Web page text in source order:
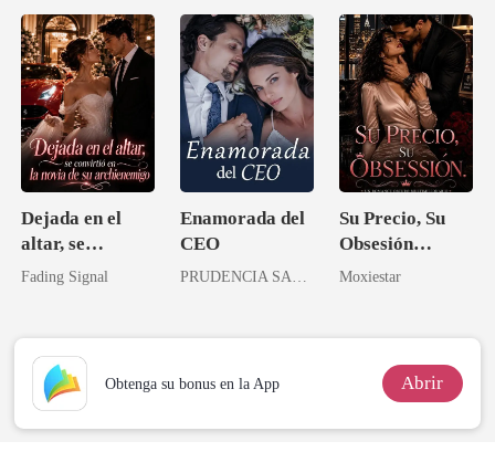
Dejada en el
altar, se
convirtió en la
Fading Signal
Enamorada del
CEO
Su Precio, Su
Obsesión
(Romance
/ Romance
oscuro)
Moxiestar
Obtenga su bonus en la App Abrir